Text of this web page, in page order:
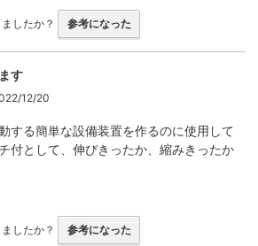
したか？ 参考になった
す
4
12/20
する簡単な設備装置を作るのに使用して
付として、伸びきったか、縮みきったか
したか？ 参考になった